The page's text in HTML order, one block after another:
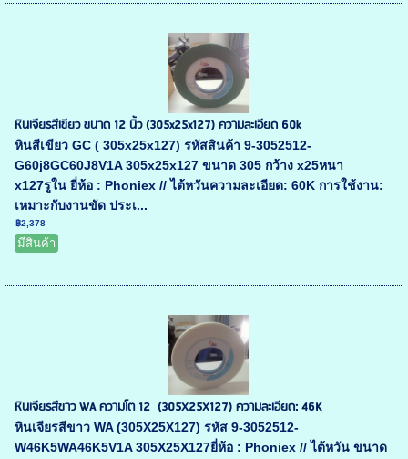
หินเจียรสีเขียว ขนาด 12 นิ้ว (305x25x127) ความละเอียด 60k
หินสีเขียว GC ( 305x25x127) รหัสสินค้า 9-3052512-
G60j8GC60J8V1A 305x25x127 ขนาด 305 กว้าง x25หนา
x127รูใน ยี่ห้อ : Phoniex // ไต้หวันความละเอียด: 60K การใช้งาน:
เหมาะกับงานขัด ประเ...
฿2,378
มีสินค้า
หินเจียรสีขาว WA ความโต 12 (305X25X127) ความละเอียด: 46K
หินเจียรสีขาว WA (305X25X127) รหัส 9-3052512-
W46K5WA46K5V1A 305X25X127ยี่ห้อ : Phoniex // ไต้หวัน ขนาด